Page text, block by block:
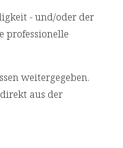
- und/oder der
professionelle
weitergegeben.
aus der